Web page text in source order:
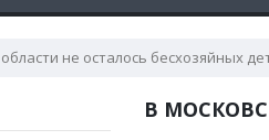
не осталось бесхозяйных
В